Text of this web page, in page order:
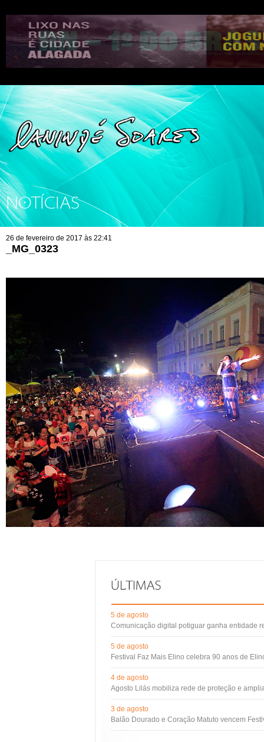
NOTÍCIAS
26 de fevereiro de 2017 às 22:41
_MG_0323
5 de agosto
Comunicação digital potiguar ganha entidade
5 de agosto
Festival Faz Mais Elino celebra 90 anos de
4 de agosto
Agosto Lilás mobiliza rede de proteção e
3 de agosto
Balão Dourado e Coração Matuto vencem